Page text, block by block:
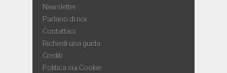
Newsletter
Parlano di noi…
Contattaci
Richiedi una guida
Crediti
Politica sui Cookie